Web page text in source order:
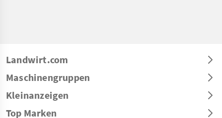
Landwirt.com
Maschinengruppen
Kleinanzeigen
Top Marken